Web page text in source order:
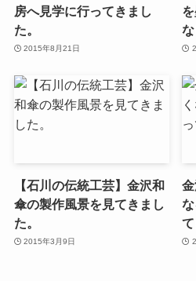
房へ見学に行ってきまし
た。
2015年8月21日
【石川の伝統工芸】金沢和
傘の製作風景を見てきまし
た。
2015年3月9日
て